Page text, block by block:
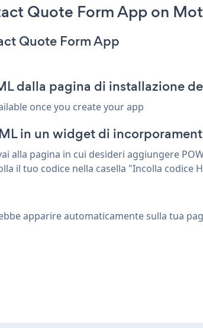
Quote Form App on
Quote Form App
dalla pagina di installazione
once you create your app
in un widget di
alla pagina in cui desideri aggiungere
il tuo codice nella casella "Incolla codice
apparire automaticamente sulla tua